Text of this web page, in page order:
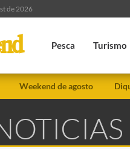
de 2026
Pesca Turismo
Weekend de agosto